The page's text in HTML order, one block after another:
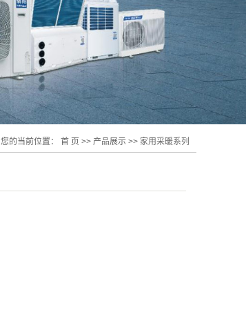
您的当前位置： 首 页 >> 产品展示 >> 家用采暖系列